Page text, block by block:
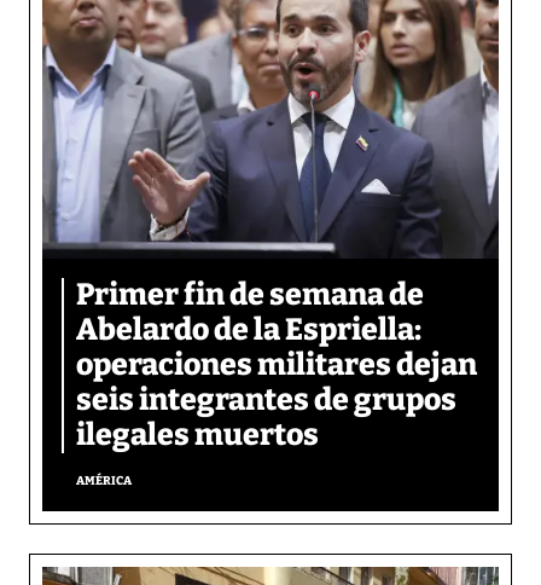
Primer fin de semana de
Abelardo de la Espriella:
operaciones militares dejan
seis integrantes de grupos
ilegales muertos
AMÉRICA